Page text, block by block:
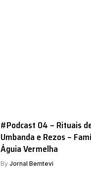
#Podcast 04 – Rituais
Umbanda e Rezos –
Águia Vermelha
By Jornal Bemtevi